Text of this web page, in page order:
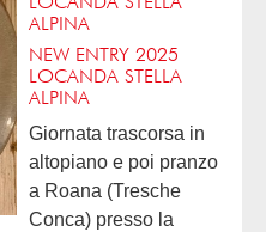
LOCANDA STELLA
ALPINA
NEW ENTRY 2025
LOCANDA STELLA
ALPINA
Giornata trascorsa in
altopiano e poi pranzo
a Roana (Tresche
Conca) presso la